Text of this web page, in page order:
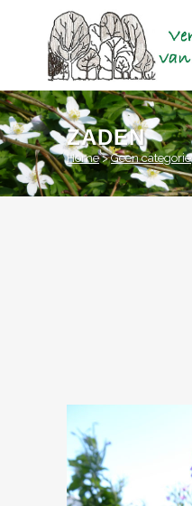
ZADEN
Home>Geen categorie